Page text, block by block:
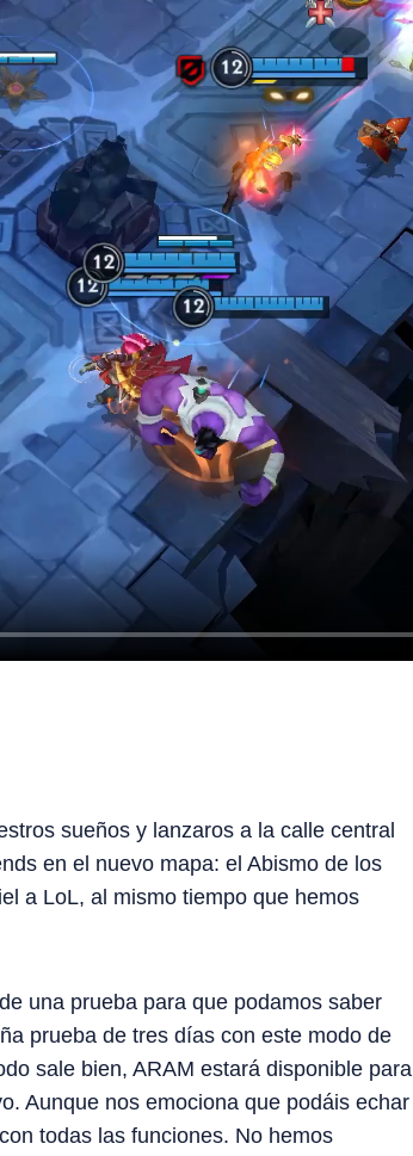
sueños y lanzaros a la calle central
en el nuevo mapa: el Abismo de los
a LoL, al mismo tiempo que hemos
una prueba para que podamos saber
prueba de tres días con este modo de
sale bien, ARAM estará disponible para
Aunque nos emociona que podáis echar
todas las funciones. No hemos